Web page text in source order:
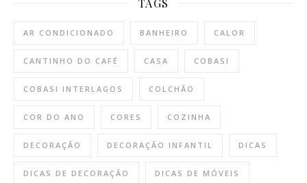
TAGS
AR CONDICIONADO BANHEIRO CALOR
CANTINHO DO CAFÉ CASA COBASI
COBASI INTERLAGOS COLCHÃO
COR DO ANO CORES COZINHA
DECORAÇÃO DECORAÇÃO INFANTIL DICAS
DICAS DE DECORAÇÃO DICAS DE MÓVEIS